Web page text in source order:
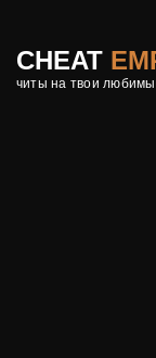
CHEAT
читы на твои